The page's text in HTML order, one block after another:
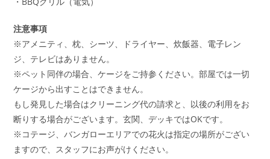
注意事項
※アメニティ、枕、シーツ、ドライヤー、炊飯器、電子レン
ジ、テレビはありません。
※ペット同伴の場合、ケージをご持参ください。部屋では一切
ケージから出すことはできません。
もし発見した場合はクリーニング代の請求と、以後の利用をお
断りする場合がございます。玄関、デッキではOKです。
※コテージ、バンガローエリアでの花火は指定の場所がござい
ますので、スタッフにお声がけください。